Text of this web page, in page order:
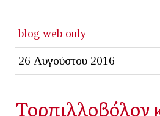
blog web only
26 Αυγούστου 2016
Τορπιλλοβόλον